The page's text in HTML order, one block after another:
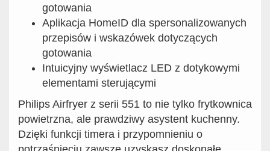
gotowania
Aplikacja HomeID dla spersonalizowanych
przepisów i wskazówek dotyczących
gotowania
Intuicyjny wyświetlacz LED z dotykowymi
elementami sterującymi
Philips Airfryer z serii 551 to nie tylko frytkownica
powietrzna, ale prawdziwy asystent kuchenny.
Dzięki funkcji timera i przypomnieniu o